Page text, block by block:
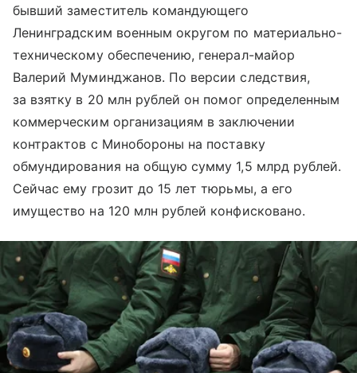
бывший заместитель командующего
Ленинградским военным округом по материально-
техническому обеспечению, генерал-майор
Валерий Муминджанов. По версии следствия,
за взятку в 20 млн рублей он помог определенным
коммерческим организациям в заключении
контрактов с Минобороны на поставку
обмундирования на общую сумму 1,5 млрд рублей.
Сейчас ему грозит до 15 лет тюрьмы, а его
имущество на 120 млн рублей конфисковано.